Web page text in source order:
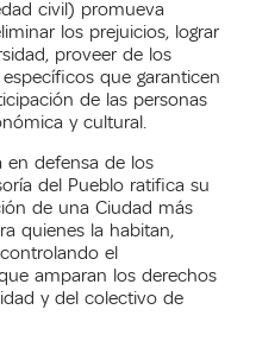
civil) promueva
los prejuicios, lograr
proveer de los
que garanticen
de las personas
y cultural.
en defensa de los
del Pueblo ratifica su
de una Ciudad más
quienes la habitan,
el
amparan los derechos
y del colectivo de